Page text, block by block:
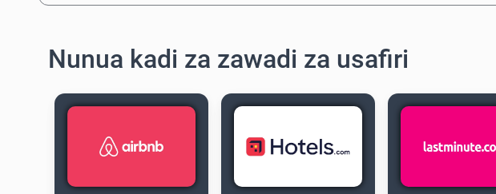
Nunua kadi za zawadi za usafiri